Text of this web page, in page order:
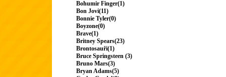
Bohumir Finger(1)
Bon Jovi(11)
Bonnie Tyler(0)
Boyzone(0)
Brave(1)
Britney Spears(23)
Brontosauři(1)
Bruce Springsteen (3)
Bruno Mars(3)
Bryan Adams(5)